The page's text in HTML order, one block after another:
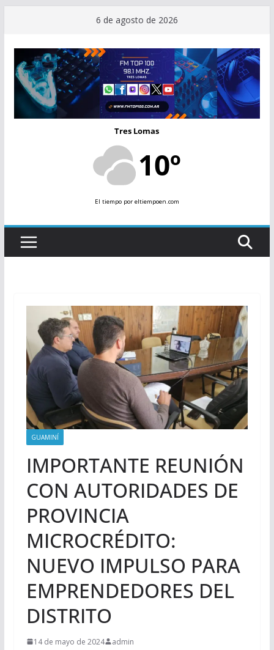
contenido
6 de agosto de 2026
Tres Lomas
10º
El tiempopor eltiempoen.com
GUAMINÍ
IMPORTANTE REUNIÓN
CON AUTORIDADES DE
PROVINCIA
MICROCRÉDITO:
NUEVO IMPULSO PARA
EMPRENDEDORES DEL
DISTRITO
14 de mayo de 2024 admin